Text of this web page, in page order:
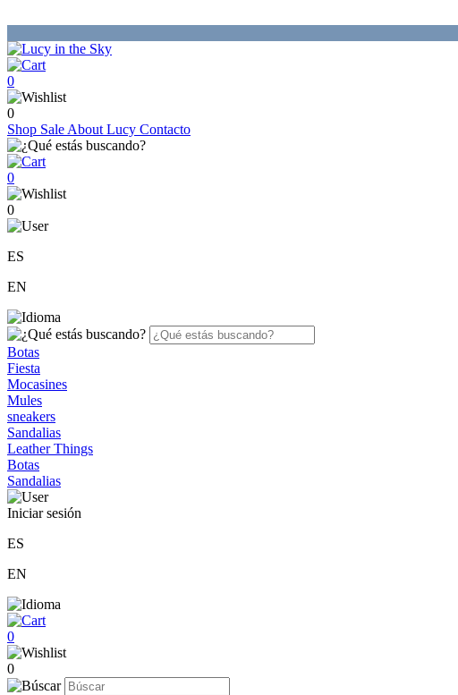
0
0
Shop Sale About Lucy Contacto
0
0
ES
EN
Botas
Fiesta
Mocasines
Mules
sneakers
Sandalias
Leather Things
Botas
Sandalias
Iniciar sesión
ES
EN
0
0